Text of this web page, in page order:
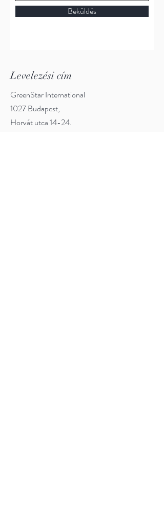
Beküldés
Levelezési cím
GreenStar International
1027 Budapest,
Horvát utca 14-24.